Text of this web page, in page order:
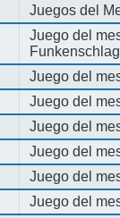
Juegos del
Juego del
Juego del
Juego del
Juego del
Juego del
Juego del
Juego del